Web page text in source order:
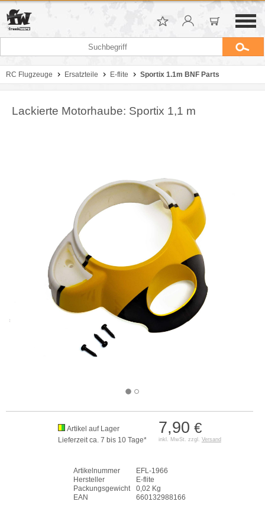
RC Flugzeuge Ersatzteile E-flite Sportix 1.1m BNF Parts
Lackierte Motorhaube: Sportix 1,1 m
7,90 €
inkl. MwSt. zzgl. Versand
Artikel auf Lager
Lieferzeit ca. 7 bis 10 Tage*
Artikelnummer
EFL-1966
Hersteller
E-flite
Packungsgewicht
0,02 Kg
EAN
660132988166